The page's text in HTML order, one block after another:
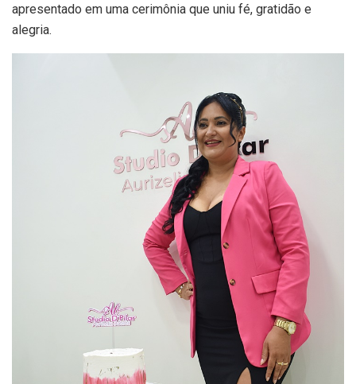
apresentado em uma cerimônia que uniu fé, gratidão e
alegria.